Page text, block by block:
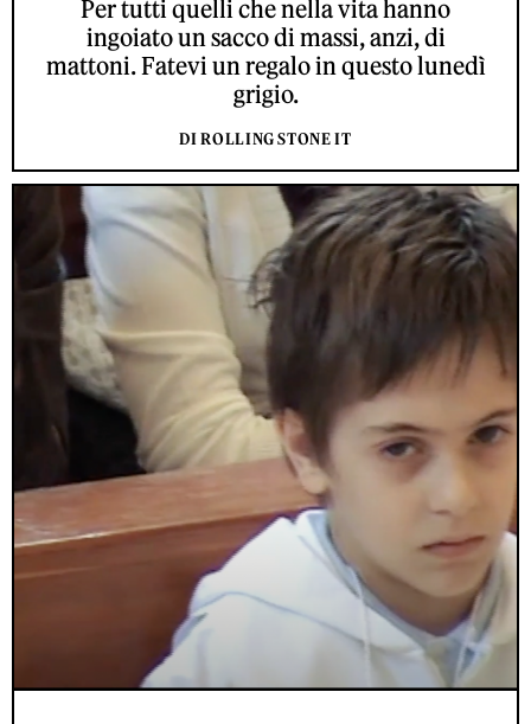
Per tutti quelli che nella vita hanno
ingoiato un sacco di massi, anzi, di
mattoni. Fatevi un regalo in questo lunedì
grigio.
DI ROLLING STONE IT